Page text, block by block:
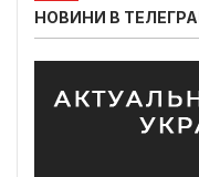
НОВИНИ В